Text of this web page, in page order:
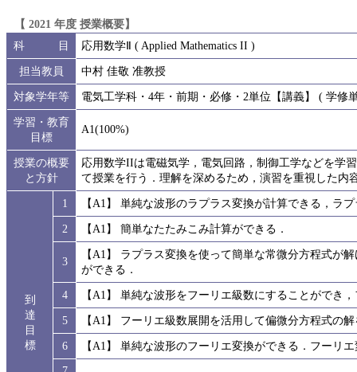
【 2021 年度 授業概要】
科 目
応用数学Ⅱ ( Applied Mathematics II )
担当教員
中村 佳敬 准教授
対象学年等
電気工学科・4年・前期・必修・2単位【講義】 ( 学修
学習・教育
目標
A1(100%)
授業の概要
と方針
応用数学IIは電磁気学，電気回路，制御工学などを学
て授業を行う．理解を深めるため，演習を重視した内
到
達
目
標
1
【A1】 単純な波形のラプラス変換が計算できる，ラ
2
【A1】 簡単なたたみこみ計算ができる．
3
【A1】 ラプラス変換を使って簡単な常微分方程式が
ができる．
4
【A1】 単純な波形をフーリエ級数にすることができ
5
【A1】 フーリエ級数展開を活用して偏微分方程式の
6
【A1】 単純な波形のフーリエ変換ができる．フーリ